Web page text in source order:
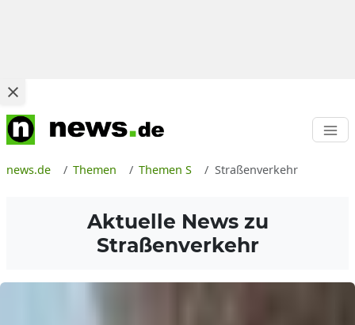
news.de Themen Themen S Straßenverkehr
Aktuelle News zu
Straßenverkehr